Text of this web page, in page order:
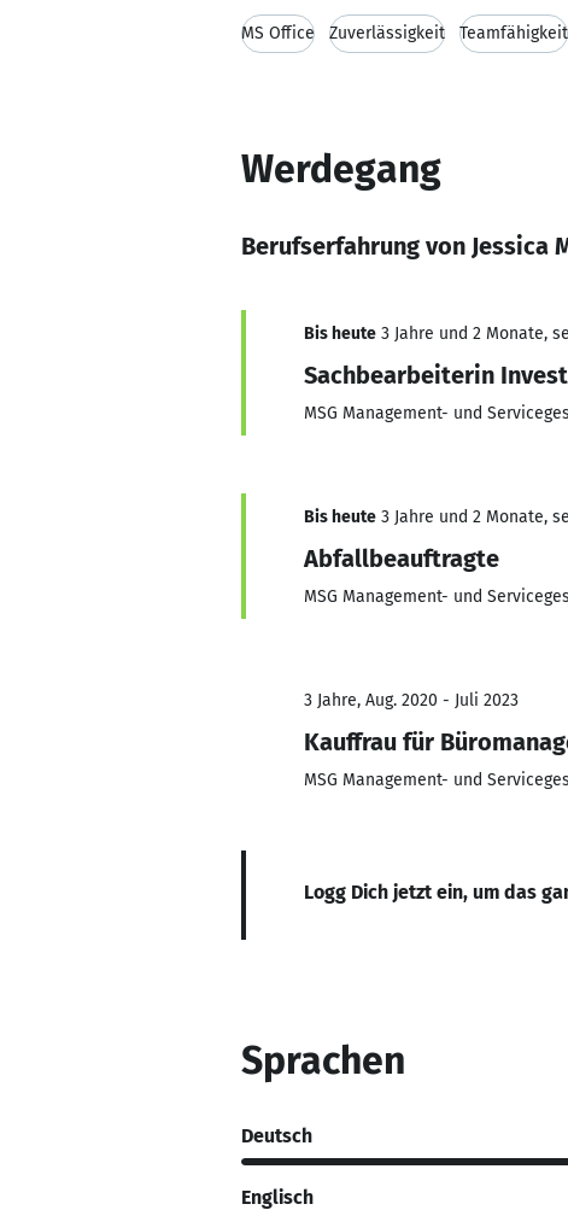
MS Office Zuverlässigkeit Teamfähigkeit
Werdegang
Berufserfahrung von Jessica
Bis heute 3 Jahre und 2 Monate,
Sachbearbeiterin
MSG Management- und
Bis heute 3 Jahre und 2 Monate,
Abfallbeauftragte
MSG Management- und
3 Jahre, Aug. 2020 - Juli 2023
Kauffrau für
MSG Management- und
Logg Dich jetzt ein, um das
Sprachen
Deutsch
Englisch